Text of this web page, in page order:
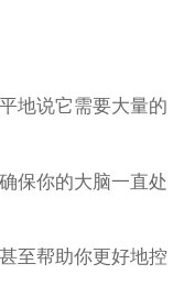
地说它需要大量的
保你的大脑一直处
至帮助你更好地控